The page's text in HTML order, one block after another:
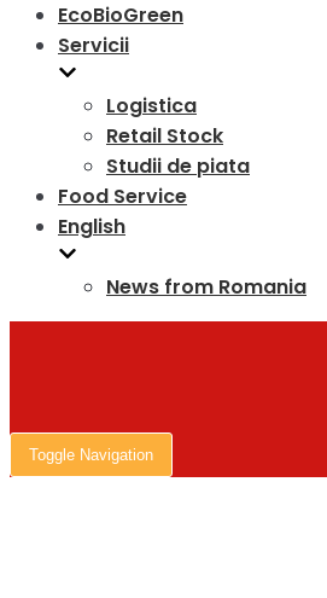
EcoBioGreen
Servicii
Logistica
Retail Stock
Studii de piata
Food Service
English
News from Romania
Toggle Navigation